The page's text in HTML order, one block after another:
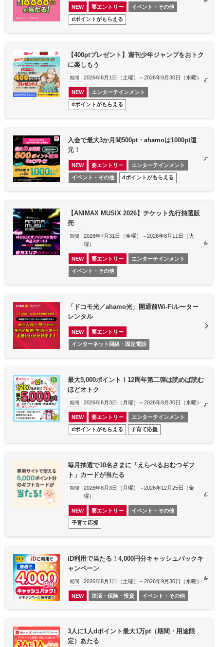
NEW 要エントリー イベント・その他
dポイントがもらえる
【400ptプレゼント】週刊少年ジャンプをおトク
に楽しもう
期間 2026年8月1日（土曜）～2026年9月30日（水曜）
NEW エンターテインメント
dポイントがもらえる
入会で最大3か月間500pt・ahamoは1000pt還
元！
NEW 要エントリー エンターテインメント
イベント・その他 dポイントがもらえる
【ANIMAX MUSIX 2026】チケット先行抽選販
売
期間
2026年7月31日（金曜）～2026年8月11日（火
曜）
NEW 要エントリー エンターテインメント
イベント・その他
「ドコモ光／ahamo光」開通前Wi-Fiルーター
レンタル
NEW 要エントリー
インターネット回線・固定電話
最大5,000ポイント！12周年第二弾は読めば読む
ほどオトク
期間 2026年8月3日（月曜）～2026年9月30日（水曜）​
NEW 要エントリー エンターテインメント
dポイントがもらえる 子育て応援
毎月抽選で10名さまに「えらべるおむつギフ
ト」カードが当たる
期間
2026年8月3日（月曜）～2026年12月25日（金
曜）​
NEW 要エントリー イベント・その他
子育て応援
iD利用で当たる！4,000円分キャッシュバックキ
ャンペーン
期間 2026年8月1日（土曜）～2026年9月30日（水曜）​
NEW 決済・保険・投資 イベント・その他
3人に1人dポイント最大1万pt（期間・用途限
定）あたる